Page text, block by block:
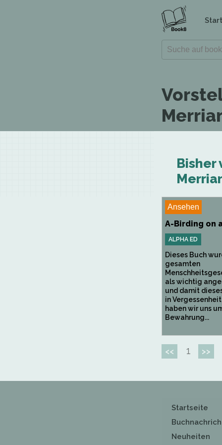
Bisher
Ansehen
A-Birding on
ALPHA ED
Dieses Buch
gesamten
als wichtig
und damit
in
haben wir uns
Bewahrung...
<< 1 >>
Startseite
Neuheiten